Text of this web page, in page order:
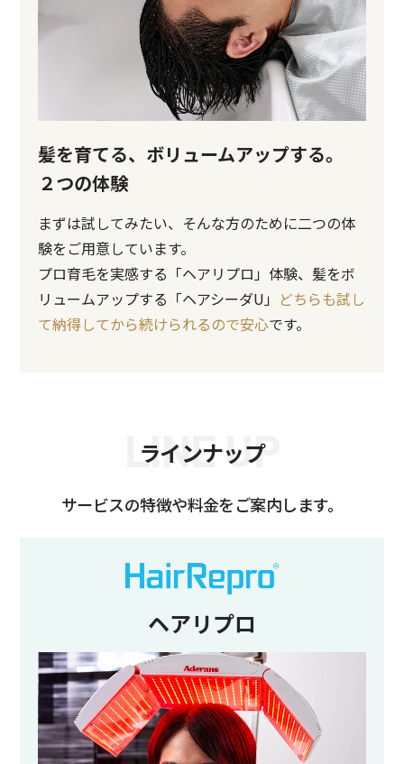
髪を育てる、ボリュームアップする。
２つの体験
まずは試してみたい、そんな方のために二つの体
験をご用意しています。
プロ育毛を実感する「ヘアリプロ」体験、髪をボ
リュームアップする「ヘアシーダU」 どちらも試し
て納得してから続けられるので安心です。
LINE UP
ラインナップ
サービスの特徴や料金をご案内します。
ヘアリプロ